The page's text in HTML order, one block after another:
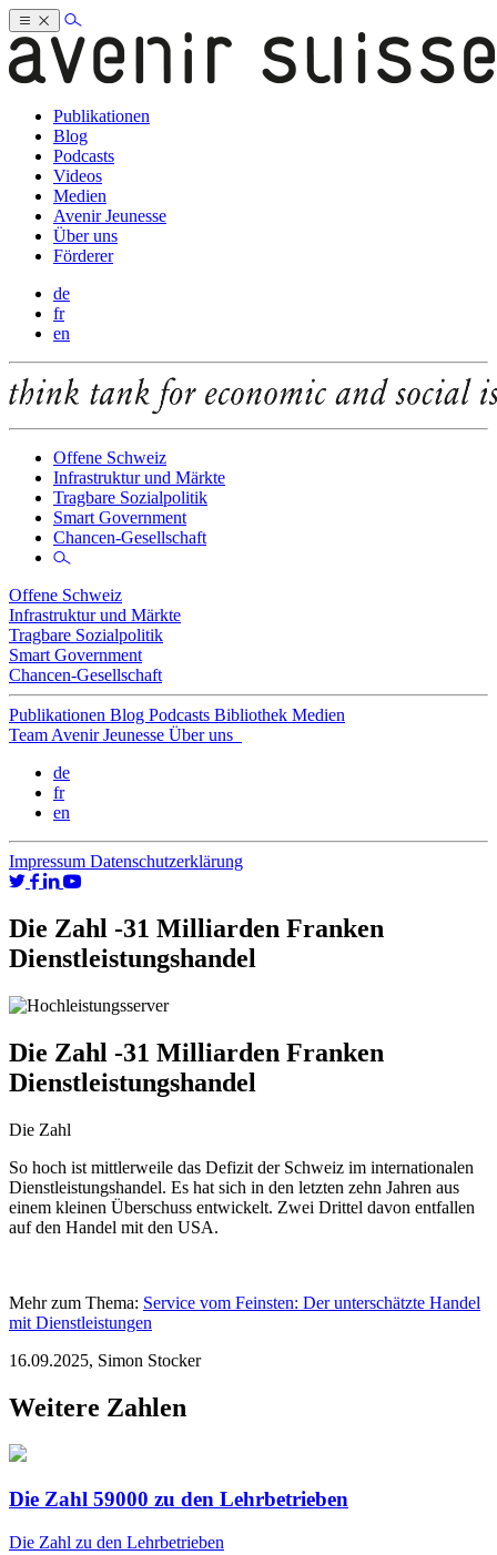
Publikationen
Blog
Podcasts
Videos
Medien
Avenir Jeunesse
Über uns
Förderer
de
fr
en
Offene Schweiz
Infrastruktur und Märkte
Tragbare Sozialpolitik
Smart Government
Chancen-Gesellschaft
Offene Schweiz
Infrastruktur und Märkte
Tragbare Sozialpolitik
Smart Government
Chancen-Gesellschaft
Publikationen Blog Podcasts Bibliothek Medien
Team Avenir Jeunesse Über uns
de
fr
en
Impressum Datenschutzerklärung
Die Zahl -31 Milliarden Franken
Dienstleistungshandel
Die Zahl -31 Milliarden Franken
Dienstleistungshandel
Die Zahl
So hoch ist mittlerweile das Defizit der Schweiz im internationalen
Dienstleistungshandel. Es hat sich in den letzten zehn Jahren aus
einem kleinen Überschuss entwickelt. Zwei Drittel davon entfallen
auf den Handel mit den USA.
Mehr zum Thema: Service vom Feinsten: Der unterschätzte Handel
mit Dienstleistungen
16.09.2025, Simon Stocker
Weitere Zahlen
Die Zahl 59000 zu den Lehrbetrieben
Die Zahl zu den Lehrbetrieben